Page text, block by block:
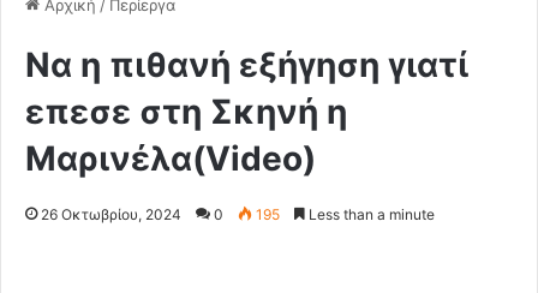
Αρχική / Περίεργα
Να η πιθανή εξήγηση γιατί
επεσε στη Σκηνή η
Μαρινέλα(Video)
26 Οκτωβρίου, 2024 0 195 Less than a minute